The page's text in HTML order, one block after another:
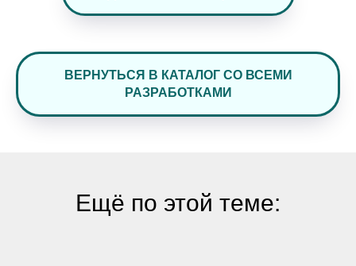
ВЕРНУТЬСЯ В КАТАЛОГ СО ВСЕМИ
РАЗРАБОТКАМИ
Ещё по этой теме: